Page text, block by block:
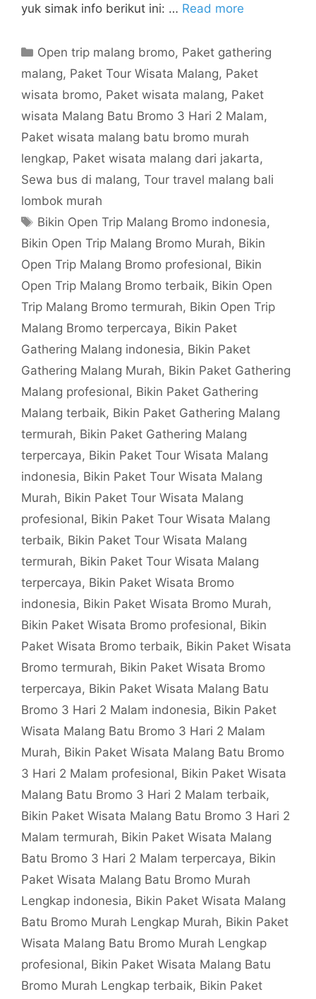
yuk simak info berikut ini: … Read more
Open trip malang bromo, Paket gathering
malang, Paket Tour Wisata Malang, Paket
wisata bromo, Paket wisata malang, Paket
wisata Malang Batu Bromo 3 Hari 2 Malam,
Paket wisata malang batu bromo murah
lengkap, Paket wisata malang dari jakarta,
Sewa bus di malang, Tour travel malang bali
lombok murah
Bikin Open Trip Malang Bromo indonesia,
Bikin Open Trip Malang Bromo Murah, Bikin
Open Trip Malang Bromo profesional, Bikin
Open Trip Malang Bromo terbaik, Bikin Open
Trip Malang Bromo termurah, Bikin Open Trip
Malang Bromo terpercaya, Bikin Paket
Gathering Malang indonesia, Bikin Paket
Gathering Malang Murah, Bikin Paket Gathering
Malang profesional, Bikin Paket Gathering
Malang terbaik, Bikin Paket Gathering Malang
termurah, Bikin Paket Gathering Malang
terpercaya, Bikin Paket Tour Wisata Malang
indonesia, Bikin Paket Tour Wisata Malang
Murah, Bikin Paket Tour Wisata Malang
profesional, Bikin Paket Tour Wisata Malang
terbaik, Bikin Paket Tour Wisata Malang
termurah, Bikin Paket Tour Wisata Malang
terpercaya, Bikin Paket Wisata Bromo
indonesia, Bikin Paket Wisata Bromo Murah,
Bikin Paket Wisata Bromo profesional, Bikin
Paket Wisata Bromo terbaik, Bikin Paket Wisata
Bromo termurah, Bikin Paket Wisata Bromo
terpercaya, Bikin Paket Wisata Malang Batu
Bromo 3 Hari 2 Malam indonesia, Bikin Paket
Wisata Malang Batu Bromo 3 Hari 2 Malam
Murah, Bikin Paket Wisata Malang Batu Bromo
3 Hari 2 Malam profesional, Bikin Paket Wisata
Malang Batu Bromo 3 Hari 2 Malam terbaik,
Bikin Paket Wisata Malang Batu Bromo 3 Hari 2
Malam termurah, Bikin Paket Wisata Malang
Batu Bromo 3 Hari 2 Malam terpercaya, Bikin
Paket Wisata Malang Batu Bromo Murah
Lengkap indonesia, Bikin Paket Wisata Malang
Batu Bromo Murah Lengkap Murah, Bikin Paket
Wisata Malang Batu Bromo Murah Lengkap
profesional, Bikin Paket Wisata Malang Batu
Bromo Murah Lengkap terbaik, Bikin Paket